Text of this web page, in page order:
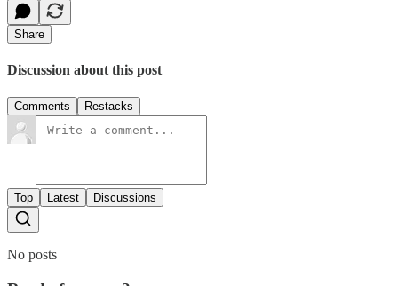
Share
Discussion about this post
Comments Restacks
Top Latest Discussions
No posts